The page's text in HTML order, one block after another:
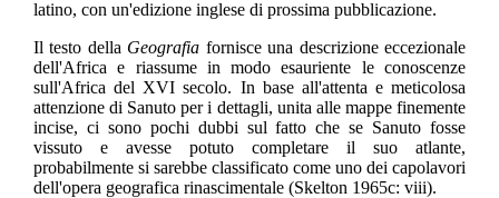
latino, con un'edizione inglese di prossima pubblicazione.
Il testo della Geografia fornisce una descrizione eccezionale
dell'Africa e riassume in modo esauriente le conoscenze
sull'Africa del XVI secolo. In base all'attenta e meticolosa
attenzione di Sanuto per i dettagli, unita alle mappe finemente
incise, ci sono pochi dubbi sul fatto che se Sanuto fosse
vissuto e avesse potuto completare il suo atlante,
probabilmente si sarebbe classificato come uno dei capolavori
dell'opera geografica rinascimentale (Skelton 1965c: viii).